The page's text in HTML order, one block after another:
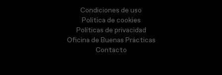
Condiciones de uso
Política de cookies
Políticas de privacidad
Oficina de Buenas Prácticas
Contacto